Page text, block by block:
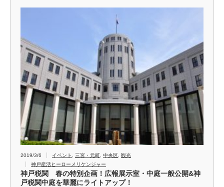
2019/3/6 イベント 三宮・元町 中央区 観光
神戸産活ヒーローメリケンジャー
神戸税関 春の特別企画！広報展示室・中庭一般公開&神
戸税関中庭を華麗にライトアップ！